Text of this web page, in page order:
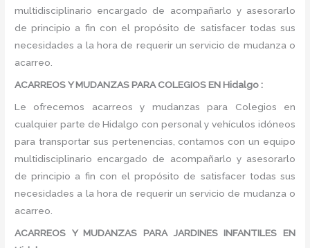
multidisciplinario encargado de acompañarlo y asesorarlo
de principio a fin con el propósito de satisfacer todas sus
necesidades a la hora de requerir un servicio de mudanza o
acarreo.
ACARREOS Y MUDANZAS PARA COLEGIOS EN Hidalgo :
Le ofrecemos acarreos y mudanzas para Colegios en
cualquier parte de Hidalgo con personal y vehículos idóneos
para transportar sus pertenencias, contamos con un equipo
multidisciplinario encargado de acompañarlo y asesorarlo
de principio a fin con el propósito de satisfacer todas sus
necesidades a la hora de requerir un servicio de mudanza o
acarreo.
ACARREOS Y MUDANZAS PARA JARDINES INFANTILES EN